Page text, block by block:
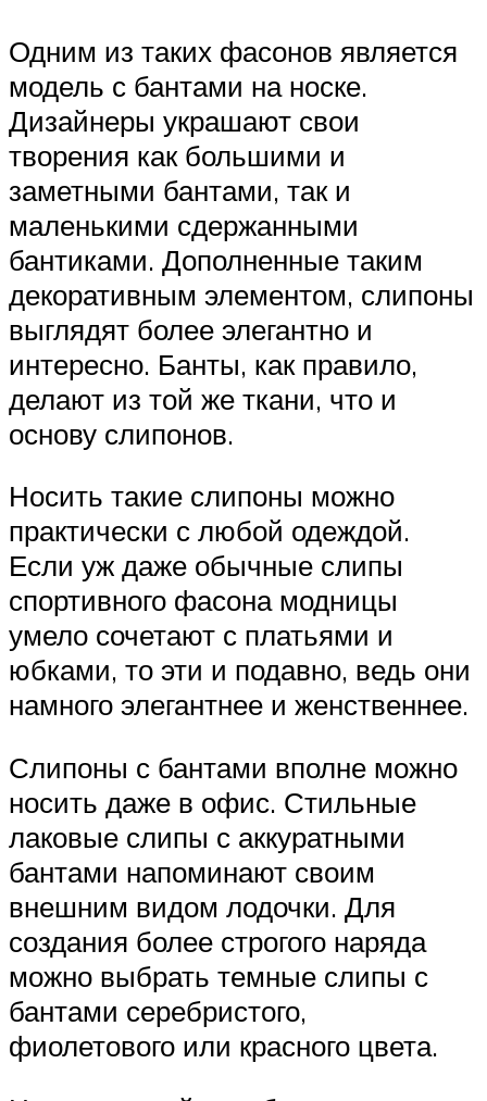
Одним из таких фасонов является
модель с бантами на носке.
Дизайнеры украшают свои
творения как большими и
заметными бантами, так и
маленькими сдержанными
бантиками. Дополненные таким
декоративным элементом, слипоны
выглядят более элегантно и
интересно. Банты, как правило,
делают из той же ткани, что и
основу слипонов.
Носить такие слипоны можно
практически с любой одеждой.
Если уж даже обычные слипы
спортивного фасона модницы
умело сочетают с платьями и
юбками, то эти и подавно, ведь они
намного элегантнее и женственнее.
Слипоны с бантами вполне можно
носить даже в офис. Стильные
лаковые слипы с аккуратными
бантами напоминают своим
внешним видом лодочки. Для
создания более строгого наряда
можно выбрать темные слипы с
бантами серебристого,
фиолетового или красного цвета.